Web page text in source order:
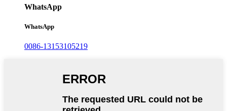
WhatsApp
WhatsApp
0086-13153105219